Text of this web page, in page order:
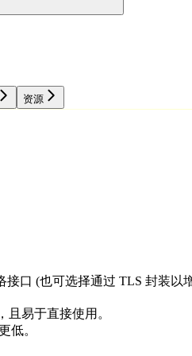
资源
接口 (也可选择通过 TLS 封装以
且易于直接使用。
低。